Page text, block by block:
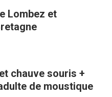
Lombez et
chauve souris +
de moustique